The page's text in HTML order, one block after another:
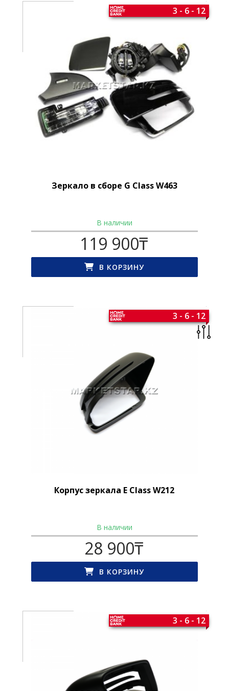
Зеркало в сборе G Class W463
3 - 6 - 12
В наличии
119 900₸
В КОРЗИНУ
Корпус зеркала E Class W212
3 - 6 - 12
В наличии
28 900₸
В КОРЗИНУ
3 - 6 - 12